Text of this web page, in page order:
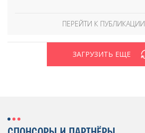
ПЕРЕЙТИ К ПУБЛИКАЦИИ
ЗАГРУЗИТЬ ЕЩЕ